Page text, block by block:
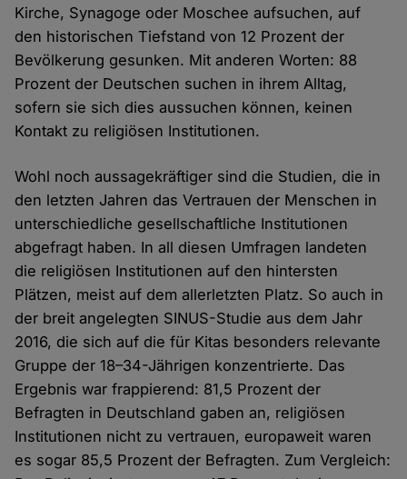
Kirche, Synagoge oder Moschee aufsuchen, auf
den historischen Tiefstand von 12 Prozent der
Bevölkerung gesunken. Mit anderen Worten: 88
Prozent der Deutschen suchen in ihrem Alltag,
sofern sie sich dies aussuchen können, keinen
Kontakt zu religiösen Institutionen.
Wohl noch aussagekräftiger sind die Studien, die in
den letzten Jahren das Vertrauen der Menschen in
unterschiedliche gesellschaftliche Institutionen
abgefragt haben. In all diesen Umfragen landeten
die religiösen Institutionen auf den hintersten
Plätzen, meist auf dem allerletzten Platz. So auch in
der breit angelegten SINUS-Studie aus dem Jahr
2016, die sich auf die für Kitas besonders relevante
Gruppe der 18–34-Jährigen konzentrierte. Das
Ergebnis war frappierend: 81,5 Prozent der
Befragten in Deutschland gaben an, religiösen
Institutionen nicht zu vertrauen, europaweit waren
es sogar 85,5 Prozent der Befragten. Zum Vergleich: